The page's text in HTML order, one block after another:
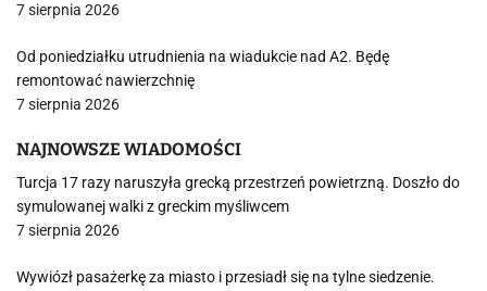
7 sierpnia 2026
Od poniedziałku utrudnienia na wiadukcie nad A2. Będę
remontować nawierzchnię
7 sierpnia 2026
NAJNOWSZE WIADOMOŚCI
Turcja 17 razy naruszyła grecką przestrzeń powietrzną. Doszło do
symulowanej walki z greckim myśliwcem
7 sierpnia 2026
Wywiózł pasażerkę za miasto i przesiadł się na tylne siedzenie.